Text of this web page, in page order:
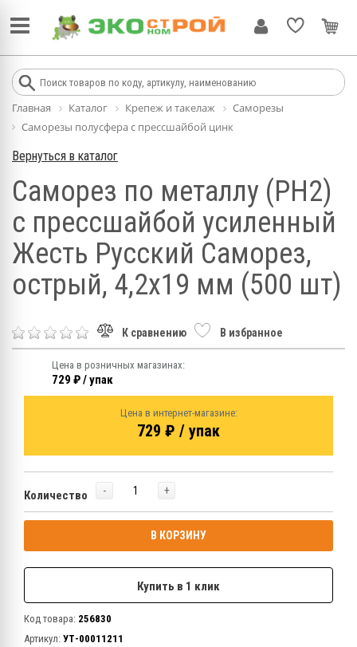
Главная Каталог Крепеж и такелаж
Саморезы
Саморезы полусфера с прессшайбой цинк
Вернуться в каталог
Саморез по металлу (PH2)
с прессшайбой усиленный
Жесть Русский Саморез,
острый, 4,2x19 мм (500 шт)
К сравнению В избранное
Цена в розничных магазинах:
729 ₽ / упак
Цена в интернет-магазине:
729 ₽ / упак
Количество - +
В КОРЗИНУ
Купить в 1 клик
Код товара: 256830
Артикул: УТ-00011211